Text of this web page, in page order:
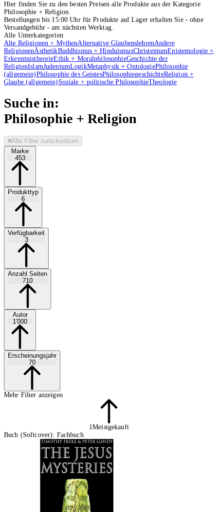
Hier finden Sie zu den besten Preisen alle Produkte aus der Kategorie
Philosophie + Religion.
Bestellungen bis 15:00 Uhr für Produkte auf Lager erhalten Sie - ohne
Versandgebühr - am nächsten Werktag.
Alle Unterkategorien
Alte Religionen + MythenAlternative GlaubenslehrenAndere
ReligionenÄsthetikBuddhismus + HinduismusChristentumEpistemologie +
ErkenntnistheorieEthik + MoralphilosophieGeschichte der
ReligionIslamJudentumLogikMetaphysik + OntologiePhilosophie
(allgemein)Philosophie des GeistesPhilosophiegeschichteReligion +
Glaube (allgemein) Soziale + politische PhilosophieTheologie
Suche in:
Philosophie + Religion
Alle Filter zurücksetzen
Marke
453
Produkttyp
6
Verfügbarkeit
3
Anzahl Seiten
710
Autor
1'000
Erscheinungsjahr
70
Mehr Filter anzeigen
1Meistgekauft
Buch (Softcover): Fachbuch